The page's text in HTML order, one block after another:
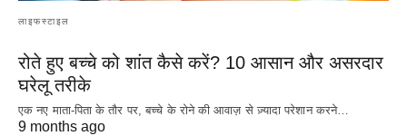
लाइफस्टाइल
रोते हुए बच्चे को शांत कैसे करें? 10 आसान और असरदार
घरेलू तरीके
एक नए माता-पिता के तौर पर, बच्चे के रोने की आवाज़ से ज़्यादा परेशान करने…
9 months ago